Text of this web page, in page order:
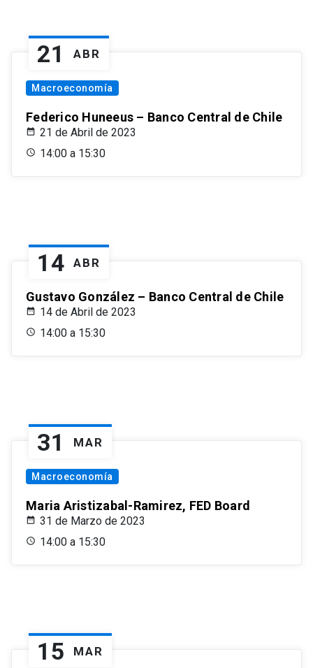
21 ABR
Macroeconomía
Federico Huneeus – Banco Central de Chile
21 de Abril de 2023
14:00 a 15:30
14 ABR
Gustavo González – Banco Central de Chile
14 de Abril de 2023
14:00 a 15:30
31 MAR
Macroeconomía
Maria Aristizabal-Ramirez, FED Board
31 de Marzo de 2023
14:00 a 15:30
15 MAR